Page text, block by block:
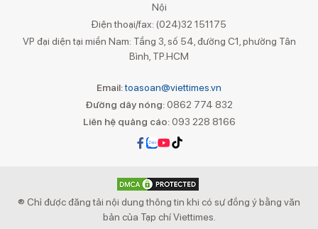
Nội
Điện thoại/fax: (024)32 151175
VP đại diện tại miền Nam: Tầng 3, số 54, đường C1, phường Tân
Bình, TP.HCM
Email:toasoan@viettimes.vn
Đường dây nóng: 0862 774 832
Liên hệ quảng cáo:093 228 8166
® Chỉ được đăng tải nội dung thông tin khi có sự đồng ý bằng văn
bản của Tạp chí Viettimes.